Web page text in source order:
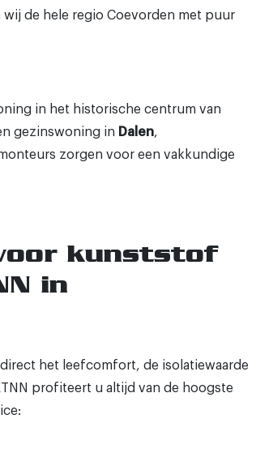
de hele regio Coevorden met puur
in het historische centrum van
gezinswoning in Dalen,
zorgen voor een vakkundige
kunststof
in
het leefcomfort, de isolatiewaarde
profiteert u altijd van de hoogste